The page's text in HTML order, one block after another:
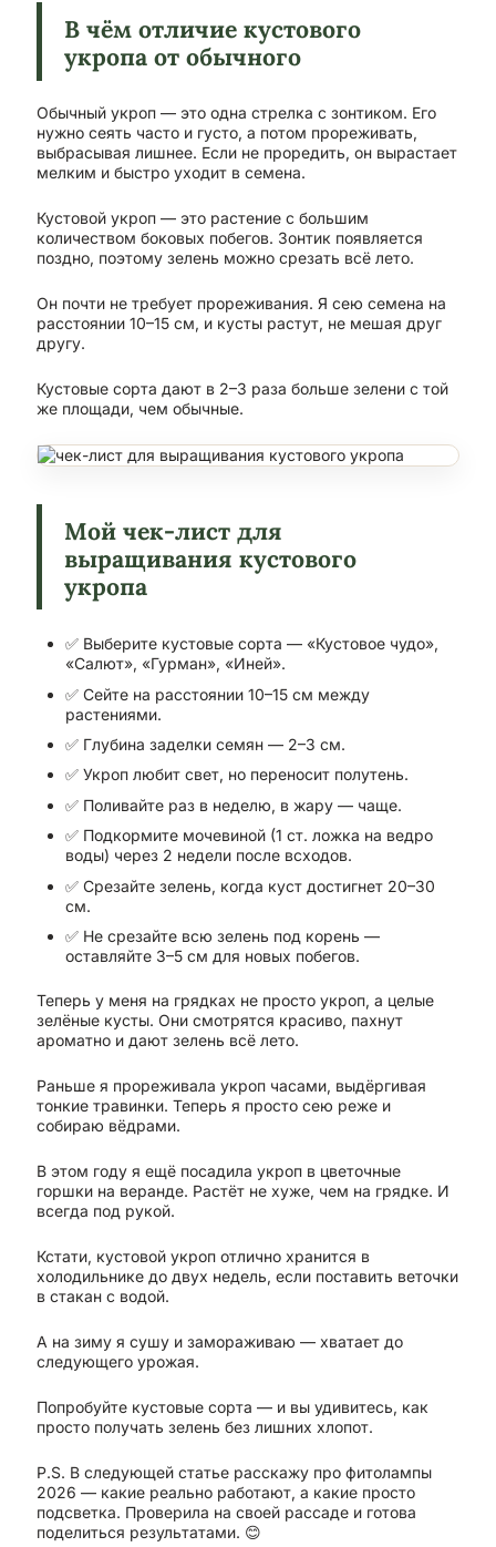
В чём отличие кустового
укропа от обычного
Обычный укроп — это одна стрелка с зонтиком. Его
нужно сеять часто и густо, а потом прореживать,
выбрасывая лишнее. Если не проредить, он вырастает
мелким и быстро уходит в семена.
Кустовой укроп — это растение с большим
количеством боковых побегов. Зонтик появляется
поздно, поэтому зелень можно срезать всё лето.
Он почти не требует прореживания. Я сею семена на
расстоянии 10–15 см, и кусты растут, не мешая друг
другу.
Кустовые сорта дают в 2–3 раза больше зелени с той
же площади, чем обычные.
Мой чек-лист для
выращивания кустового
укропа
✅ Выберите кустовые сорта — «Кустовое чудо»,
«Салют», «Гурман», «Иней».
✅ Сейте на расстоянии 10–15 см между
растениями.
✅ Глубина заделки семян — 2–3 см.
✅ Укроп любит свет, но переносит полутень.
✅ Поливайте раз в неделю, в жару — чаще.
✅ Подкормите мочевиной (1 ст. ложка на ведро
воды) через 2 недели после всходов.
✅ Срезайте зелень, когда куст достигнет 20–30
см.
✅ Не срезайте всю зелень под корень —
оставляйте 3–5 см для новых побегов.
Теперь у меня на грядках не просто укроп, а целые
зелёные кусты. Они смотрятся красиво, пахнут
ароматно и дают зелень всё лето.
Раньше я прореживала укроп часами, выдёргивая
тонкие травинки. Теперь я просто сею реже и
собираю вёдрами.
В этом году я ещё посадила укроп в цветочные
горшки на веранде. Растёт не хуже, чем на грядке. И
всегда под рукой.
Кстати, кустовой укроп отлично хранится в
холодильнике до двух недель, если поставить веточки
в стакан с водой.
А на зиму я сушу и замораживаю — хватает до
следующего урожая.
Попробуйте кустовые сорта — и вы удивитесь, как
просто получать зелень без лишних хлопот.
P.S. В следующей статье расскажу про фитолампы
2026 — какие реально работают, а какие просто
подсветка. Проверила на своей рассаде и готова
поделиться результатами. 😊